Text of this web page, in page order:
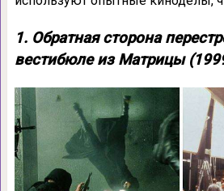
1. Обратная сторона
вестибюле из Матрицы